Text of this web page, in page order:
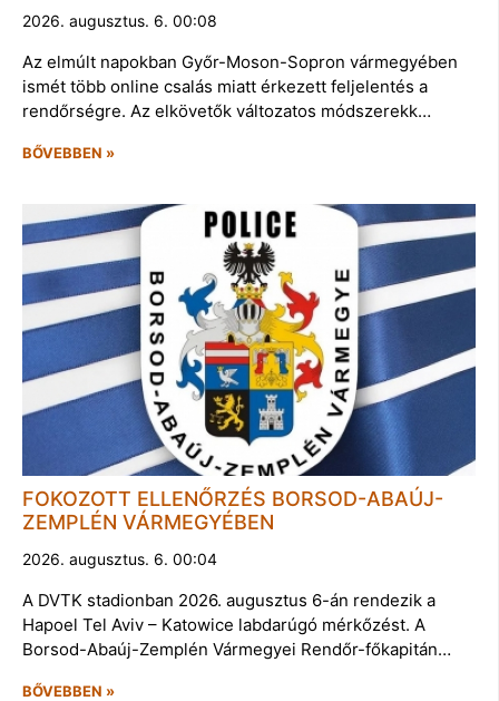
2026. augusztus. 6. 00:08
Az elmúlt napokban Győr-Moson-Sopron vármegyében
ismét több online csalás miatt érkezett feljelentés a
rendőrségre. Az elkövetők változatos módszerekk…
BŐVEBBEN »
FOKOZOTT ELLENŐRZÉS BORSOD-ABAÚJ-
ZEMPLÉN VÁRMEGYÉBEN
2026. augusztus. 6. 00:04
A DVTK stadionban 2026. augusztus 6-án rendezik a
Hapoel Tel Aviv – Katowice labdarúgó mérkőzést. A
Borsod-Abaúj-Zemplén Vármegyei Rendőr-főkapitán…
BŐVEBBEN »